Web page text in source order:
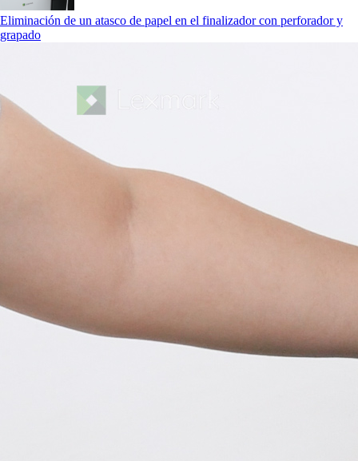
Eliminación de un atasco de papel en el finalizador con perforador y
grapado